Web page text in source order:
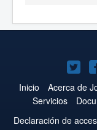
en
Inicio Acerca de
Servicios
Declaración de